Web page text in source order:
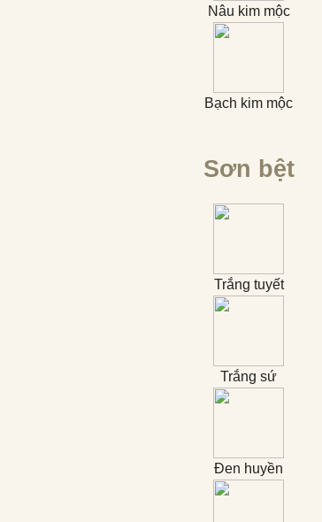
Nâu kim mộc
Bạch kim mộc
Sơn bệt
Trắng tuyết
Trắng sứ
Đen huyền